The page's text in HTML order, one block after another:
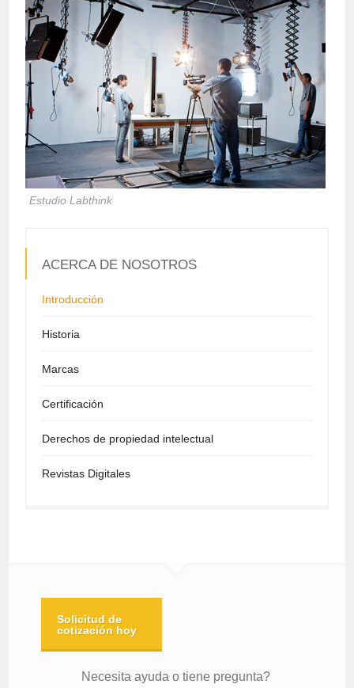
Estudio Labthink
ACERCA DE NOSOTROS
Introducción
Historia
Marcas
Certificación
Derechos de propiedad intelectual
Revistas Digitales
Solicitud de
cotización hoy
Necesita ayuda o tiene pregunta?